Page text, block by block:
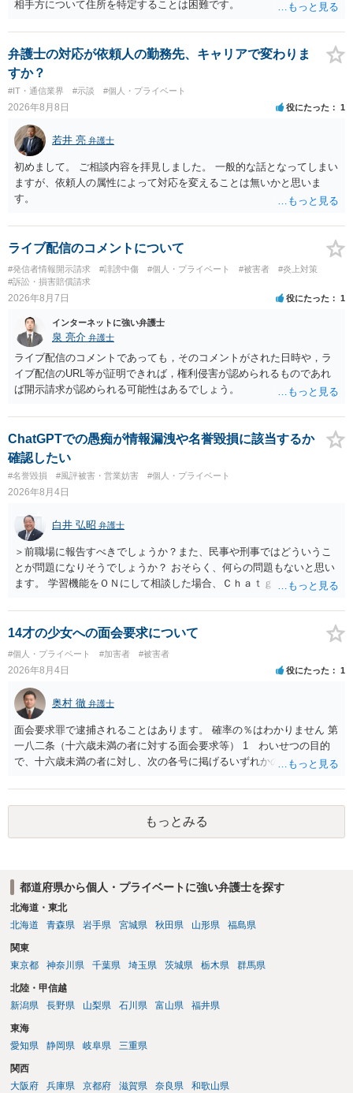
相手方について住所を特定することは困難です。
弁護士の対応が依頼人の勤務先、キャリアで変わりま
すか？
#IT・通信業界 #示談 #個人・プライベート
2026年8月8日 役にたった 1
若井 亮 弁護士
初めまして。 ご相談内容を拝見しました。 一般的な話となってしまい
ますが、依頼人の属性によって対応を変えることは無いかと思いま
す。
ライブ配信のコメントについて
#発信者情報開示請求 #誹謗中傷 #個人・プライベート #被害者
#炎上対策
#訴訟・損害賠償請求
2026年8月7日 役にたった 1
インターネットに強い弁護士
泉 亮介 弁護士
ライブ配信のコメントであっても，そのコメントがされた日時や，ラ
イブ配信のURL等が証明できれば，権利侵害が認められるものであれ
ば開示請求が認められる可能性はあるでしょう。
ChatGPTでの愚痴が情報漏洩や名誉毀損に該当するか
確認したい
#名誉毀損 #風評被害・営業妨害 #個人・プライベート
2026年8月4日
白井 弘昭 弁護士
＞前職場に報告すべきでしょうか？また、民事や刑事ではどういうこ
とが問題になりそうでしょうか？ おそらく、何らの問題もないと思い
ます。 学習機能をＯＮにして相談した場合、Ｃｈａｔｇｐｔがｏｐｅ
する可能性がありますが、個人名や会社名を特定していない限り、一
般論として抽象化されて回答に織り込まれる可能性が生じるにすぎま
せんので、その情報自体が、秘密情報に当たるとは思えませんし、名
誉棄損として、個人や会社に対する誹謗中傷の不特定多数への公開に
当たるとも思われません。 もちろん、誰がその内容をｃｈａｔｇｐｔ
に入力したかも第三者にしられることはないので、個人や会社の特定
をせずに書き込んだことで（おそらく特定して書き込んだとして
も）、相談者さんが刑事民事の責任に問われることはないでしょう。
私見ながらご参考まで。
14才の少女への面会要求について
#個人・プライベート #加害者 #被害者
2026年8月4日 役にたった 1
奥村 徹 弁護士
面会要求罪で逮捕されることはあります。 確率の％はわかりません 第
一八二条（十六歳未満の者に対する面会要求等） 1 わいせつの目的
で、十六歳未満の者に対し、次の各号に掲げるいずれかの行為をした
が生まれた日より五年以上前の日に生まれた者に限る。）は、一年以
下の拘禁刑又は五十万円以下の罰金に処する。 一 威迫し、偽計を用
い又は誘惑して面会を要求すること。 二 拒まれたにもかかわらず、
反復して面会を要求すること。 三 金銭その他の利益を供与し、又は
二年以下の拘禁刑又は百万円以下の罰金に処する。
もっとみる
都道府県から個人・プライベートに強い弁護士を探す
北海道・東北
北海道
青森県 岩手県 宮城県 秋田県 山形県 福島県
関東
東京都
神奈川県 千葉県 埼玉県 茨城県 栃木県 群馬県
北陸・甲信越
新潟県
長野県 山梨県 石川県 富山県 福井県
東海
愛知県
静岡県 岐阜県 三重県
関西
大阪府
兵庫県 京都府 滋賀県 奈良県 和歌山県